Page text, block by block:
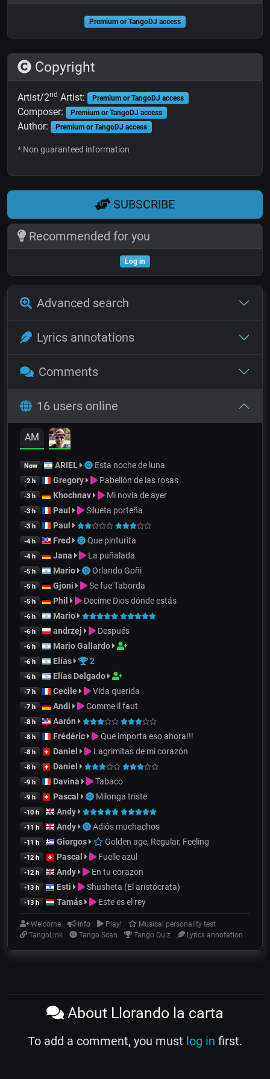
Premium or TangoDJ access
Copyright
Artist/2nd Artist: Premium or TangoDJ access
Composer: Premium or TangoDJ access
Author: Premium or TangoDJ access
* Non guaranteed information
SUBSCRIBE
Recommended for you
Log in
Advanced search
Lyrics annotations
Comments
16 users online
AM
Now ARIEL Esta noche de luna
-2 h Gregory Pabellón de las rosas
-3 h Khochnav Mi novia de ayer
-3 h Paul Silueta porteña
-3 h Paul
-4 h Fred Que pinturita
-4 h Jana La puñalada
-5 h Mario Orlando Goñi
-5 h Gjoni Se fue Taborda
-5 h Phil Decime Dios dónde estás
-6 h Mario
-6 h andrzej Después
-6 h Mario Gallardo
-6 h Elías 2
-6 h Elías Delgado
-7 h Cecile Vida querida
-7 h Andi Comme il faut
-8 h Aarón
-8 h Frédéric Que importa eso ahora!!!
-8 h Daniel Lagrimitas de mi corazón
-8 h Daniel
-9 h Davina Tabaco
-9 h Pascal Milonga triste
-10 h Andy
-11 h Andy Adiós muchachos
-11 h Giorgos Golden age, Regular, Feeling
-12 h Pascal Fuelle azul
-12 h Andy En tu corazon
-13 h Esti Shusheta (El aristócrata)
-13 h Tamás Este es el rey
Welcome Info Play!
Musical personality test
TangoLink
Tango Scan Tango Quiz Lyrics annotation
About Llorando la carta
To add a comment, you must log in first.